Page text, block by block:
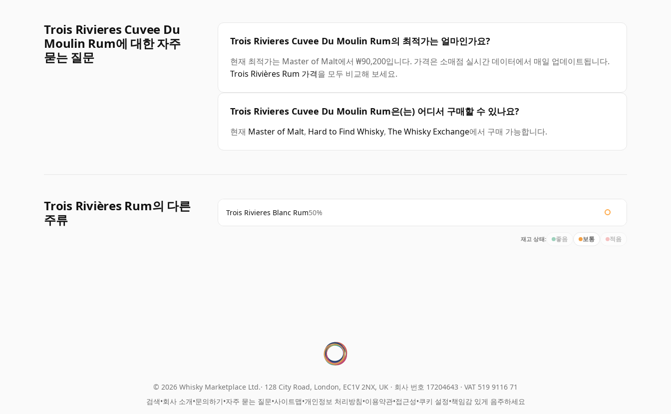
Trois Rivieres Cuvee Du
Moulin Rum에 대한 자주
묻는 질문
Trois Rivieres Cuvee Du Moulin Rum의 최적가는 얼마인가요?
현재 최적가는 Master of Malt에서 ₩90,200입니다. 가격은 소매점 실시간 데이터에서 매일 업데이트됩니다.
Trois Rivières Rum 가격을 모두 비교해 보세요.
Trois Rivieres Cuvee Du Moulin Rum은(는) 어디서 구매할 수 있나요?
현재 Master of Malt, Hard to Find Whisky, The Whisky Exchange에서 구매 가능합니다.
Trois Rivières Rum의 다른
주류
Trois Rivieres Blanc Rum50%
재고 상태: 좋음 보통 적음
© 2026 Whisky Marketplace Ltd. 128 City Road, London, EC1V 2NX, UK · 회사 번호 17204643 · VAT 519 9116 71
검색•회사 소개•문의하기•자주 묻는 질문•사이트맵•개인정보 처리방침•이용약관•접근성•쿠키 설정•책임감 있게 음주하세요